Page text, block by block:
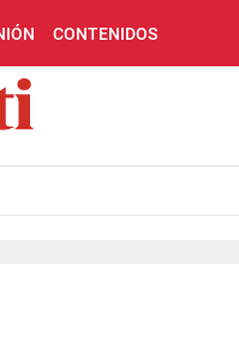
CONTENIDOS